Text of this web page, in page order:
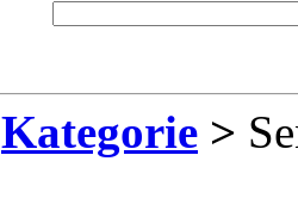
Kategorie >